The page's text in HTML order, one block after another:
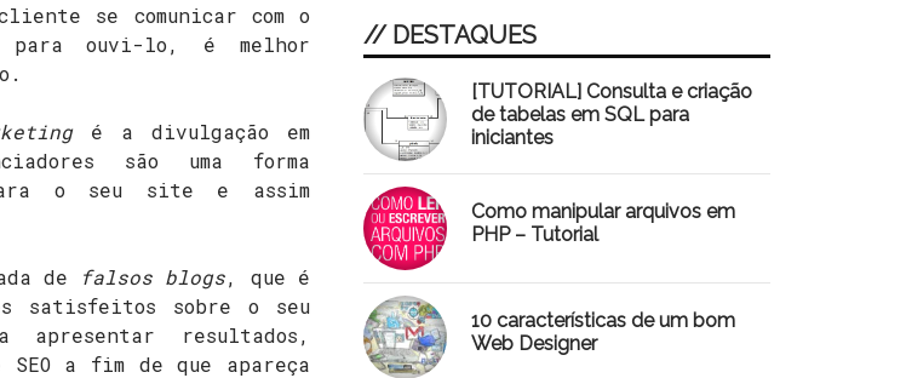
se comunicar com o
para ouvi-lo, é melhor
é a divulgação em
são uma forma
o seu site e assim
de falsos blogs, que é
satisfeitos sobre o seu
apresentar resultados,
a fim de que apareça
// DESTAQUES
[TUTORIAL] Consulta e criação
de tabelas em SQL para
iniciantes
Como manipular arquivos em
PHP – Tutorial
10 características de um bom
Web Designer